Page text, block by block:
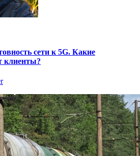
сети к 5G. Какие
клиенты?